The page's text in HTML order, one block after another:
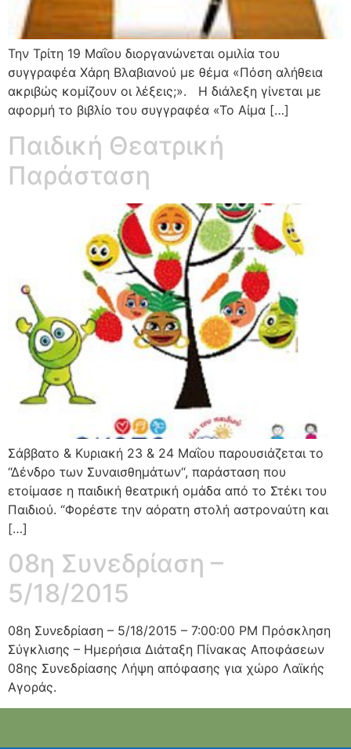
Την Τρίτη 19 Μαΐου διοργανώνεται ομιλία του
συγγραφέα Χάρη Βλαβιανού με θέμα «Πόση αλήθεια
ακριβώς κομίζουν οι λέξεις;». Η διάλεξη γίνεται με
αφορμή το βιβλίο του συγγραφέα «Το Αίμα […]
Παιδική Θεατρική
Παράσταση
Σάββατο & Κυριακή 23 & 24 Μαΐου παρουσιάζεται το
“Δένδρο των Συναισθημάτων“, παράσταση που
ετοίμασε η παιδική θεατρική ομάδα από το Στέκι του
Παιδιού. “Φορέστε την αόρατη στολή αστροναύτη και
[…]
08η Συνεδρίαση –
5/18/2015
08η Συνεδρίαση – 5/18/2015 – 7:00:00 PM Πρόσκληση
Σύγκλισης – Ημερήσια Διάταξη Πίνακας Αποφάσεων
08ης Συνεδρίασης Λήψη απόφασης για χώρο Λαϊκής
Αγοράς.